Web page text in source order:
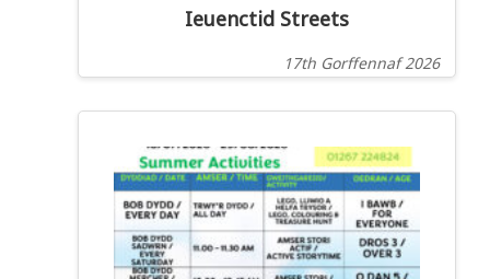
Ieuenctid Streets
17th Gorffennaf 2026